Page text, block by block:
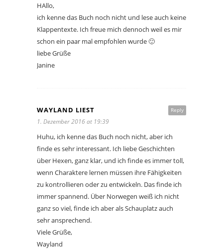
HAllo,
ich kenne das Buch noch nicht und lese auch keine
Klappentexte. Ich freue mich dennoch weil es mir
schon ein paar mal empfohlen wurde 🙂
liebe Grüße
Janine
Reply
WAYLAND LIEST
1. Dezember 2016 at 19:39
Huhu, ich kenne das Buch noch nicht, aber ich
finde es sehr interessant. Ich liebe Geschichten
über Hexen, ganz klar, und ich finde es immer toll,
wenn Charaktere lernen müssen ihre Fähigkeiten
zu kontrollieren oder zu entwickeln. Das finde ich
immer spannend. Über Norwegen weiß ich nicht
ganz so viel, finde ich aber als Schauplatz auch
sehr ansprechend.
Viele Grüße,
Wayland